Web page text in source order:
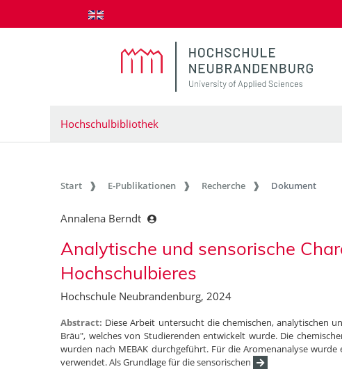
zum Inhalt springen
Hochschulbibliothek
Start E-Publikationen Recherche Dokument
Annalena Berndt
Analytische und sensorische
Hochschulbieres
Hochschule Neubrandenburg, 2024
Abstract: Diese Arbeit untersucht die chemischen, analytischen
Bräu", welches von Studierenden entwickelt wurde. Die
wurden nach MEBAK durchgeführt. Für die Aromenanalyse
verwendet. Als Grundlage für die sensorischen